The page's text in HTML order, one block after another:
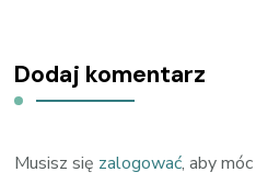
Dodaj komentarz
Musisz się zalogować, aby